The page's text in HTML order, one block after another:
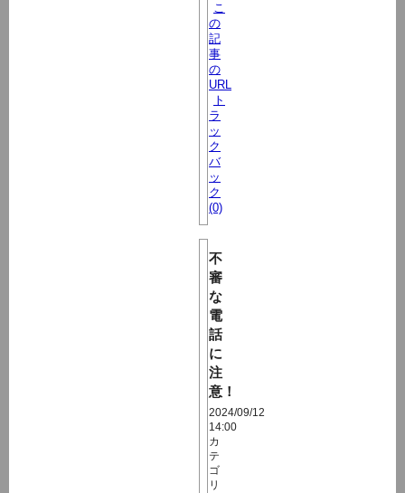
こ
の
記
事
の
URL
ト
ラ
ッ
ク
バ
ッ
ク
(0)
不
審
な
電
話
に
注
意！
2024/09/12
14:00
カ
テ
ゴ
リ